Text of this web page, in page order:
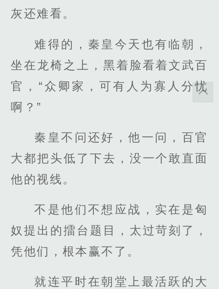
灰还难看。
难得的，秦皇今天也有临朝，
坐在龙椅之上，黑着脸看着文武百
官，“众卿家，可有人为寡人分忧
啊？”
秦皇不问还好，他一问，百官
大都把头低了下去，没一个敢直面
他的视线。
不是他们不想应战，实在是匈
奴提出的擂台题目，太过苛刻了，
凭他们，根本赢不了。
就连平时在朝堂上最活跃的大